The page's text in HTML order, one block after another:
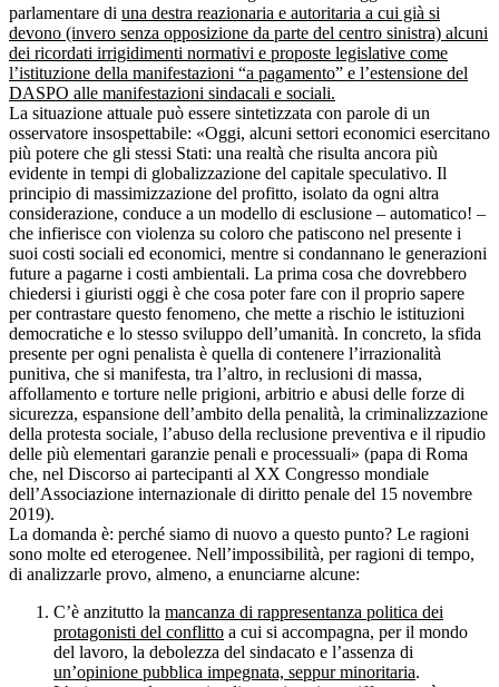
parlamentare di una destra reazionaria e autoritaria a cui già si
devono (invero senza opposizione da parte del centro sinistra) alcuni
dei ricordati irrigidimenti normativi e proposte legislative come
l’istituzione della manifestazioni “a pagamento” e l’estensione del
DASPO alle manifestazioni sindacali e sociali.
La situazione attuale può essere sintetizzata con parole di un
osservatore insospettabile: «Oggi, alcuni settori economici esercitano
più potere che gli stessi Stati: una realtà che risulta ancora più
evidente in tempi di globalizzazione del capitale speculativo. Il
principio di massimizzazione del profitto, isolato da ogni altra
considerazione, conduce a un modello di esclusione – automatico! ‒
che infierisce con violenza su coloro che patiscono nel presente i
suoi costi sociali ed economici, mentre si condannano le generazioni
future a pagarne i costi ambientali. La prima cosa che dovrebbero
chiedersi i giuristi oggi è che cosa poter fare con il proprio sapere
per contrastare questo fenomeno, che mette a rischio le istituzioni
democratiche e lo stesso sviluppo dell’umanità. In concreto, la sfida
presente per ogni penalista è quella di contenere l’irrazionalità
punitiva, che si manifesta, tra l’altro, in reclusioni di massa,
affollamento e torture nelle prigioni, arbitrio e abusi delle forze di
sicurezza, espansione dell’ambito della penalità, la criminalizzazione
della protesta sociale, l’abuso della reclusione preventiva e il ripudio
delle più elementari garanzie penali e processuali» (papa di Roma
che, nel Discorso ai partecipanti al XX Congresso mondiale
dell’Associazione internazionale di diritto penale del 15 novembre
2019).
La domanda è: perché siamo di nuovo a questo punto? Le ragioni
sono molte ed eterogenee. Nell’impossibilità, per ragioni di tempo,
di analizzarle provo, almeno, a enunciarne alcune:
C’è anzitutto la mancanza di rappresentanza politica dei
protagonisti del conflitto a cui si accompagna, per il mondo
del lavoro, la debolezza del sindacato e l’assenza di
un’opinione pubblica impegnata, seppur minoritaria.